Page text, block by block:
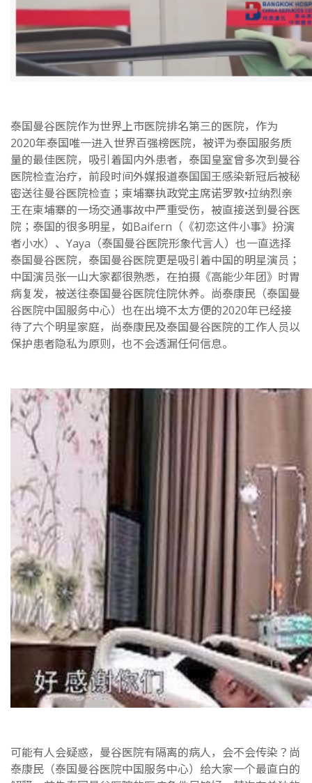
泰国曼谷医院作为世界上市医院排名第三的医院，作为
2020年泰国唯一进入世界百强榜医院，被评为泰国服务质
量的最佳医院，吸引着国内外患者，泰国皇室曾多次到曼谷
医院检查治疗，前段时间外媒报道泰国国王感染新冠后被秘
密送往曼谷医院检查；柬埔寨执政党主席诺罗敦•拉纳烈亲
王在柬埔寨的一场交通事故中严重受伤，被直接送到曼谷医
院；泰国的很多明星，如Baifern（《初恋这件小事》扮演
者小水）、Yaya（泰国曼谷医院形象代言人）也一直选择
泰国曼谷医院，泰国曼谷医院更是吸引着中国的明星演员；
中国演员张一山大家都很熟悉，在拍摄《高能少年团》时胃
病复发，被送往泰国曼谷医院住院休养。尚泰康民（泰国曼
谷医院中国服务中心）也在出境不太方便的2020年已经接
待了六个明星家庭，尚泰康民及泰国曼谷医院的工作人员以
保护患者隐私为原则，也不会透漏任何信息。
可能有人会疑惑，曼谷医院有隔离的病人，会不会传染？尚
泰康民（泰国曼谷医院中国服务中心）给大家一个最直白的